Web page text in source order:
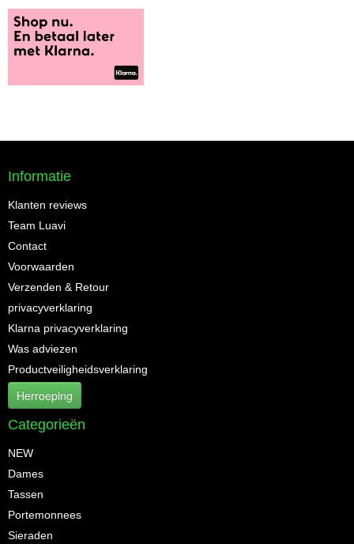
Informatie
Klanten reviews
Team Luavi
Contact
Voorwaarden
Verzenden & Retour
privacyverklaring
Klarna privacyverklaring
Was adviezen
Productveiligheidsverklaring
Herroeping
Categorieën
NEW
Dames
Tassen
Portemonnees
Sieraden